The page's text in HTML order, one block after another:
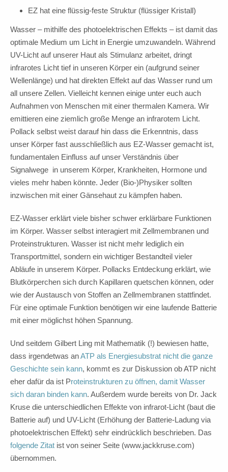
EZ hat eine flüssig-feste Struktur (flüssiger Kristall)
Wasser – mithilfe des photoelektrischen Effekts – ist damit das
optimale Medium um Licht in Energie umzuwandeln. Während
UV-Licht auf unserer Haut als Stimulanz arbeitet, dringt
infrarotes Licht tief in unseren Körper ein (aufgrund seiner
Wellenlänge) und hat direkten Effekt auf das Wasser rund um
all unsere Zellen. Vielleicht kennen einige unter euch auch
Aufnahmen von Menschen mit einer thermalen Kamera. Wir
emittieren eine ziemlich große Menge an infrarotem Licht.
Pollack selbst weist darauf hin dass die Erkenntnis, dass
unser Körper fast ausschließlich aus EZ-Wasser gemacht ist,
fundamentalen Einfluss auf unser Verständnis über
Signalwege in unserem Körper, Krankheiten, Hormone und
vieles mehr haben könnte. Jeder (Bio-)Physiker sollten
inzwischen mit einer Gänsehaut zu kämpfen haben.
EZ-Wasser erklärt viele bisher schwer erklärbare Funktionen
im Körper. Wasser selbst interagiert mit Zellmembranen und
Proteinstrukturen. Wasser ist nicht mehr lediglich ein
Transportmittel, sondern ein wichtiger Bestandteil vieler
Abläufe in unserem Körper. Pollacks Entdeckung erklärt, wie
Blutkörperchen sich durch Kapillaren quetschen können, oder
wie der Austausch von Stoffen an Zellmembranen stattfindet.
Für eine optimale Funktion benötigen wir eine laufende Batterie
mit einer möglichst höhen Spannung.
Und seitdem Gilbert Ling mit Mathematik (!) bewiesen hatte,
dass irgendetwas anATP als Energiesubstrat nicht die ganze
Geschichte sein kann, kommt es zur Diskussion ob ATP nicht
eher dafür da ist Proteinstrukturen zu öffnen, damit Wasser
sich daran binden kann. Außerdem wurde bereits von Dr. Jack
Kruse die unterschiedlichen Effekte von infrarot-Licht (baut die
Batterie auf) und UV-Licht (Erhöhung der Batterie-Ladung via
photoelektrischen Effekt) sehr eindrücklich beschrieben. Das
folgende Zitat ist von seiner Seite (www.jackkruse.com)
übernommen.